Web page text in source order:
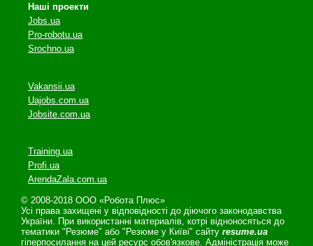
Наші проекти
Jobs.ua
Pro-robotu.ua
Srochno.ua
Vakansii.ua
Uajobs.com.ua
Jobsite.com.ua
Training.ua
Profi.ua
ArendaZala.com.ua
© 2008-2018 ООО «Робота Плюс»
Усі права захищені у відповідності до діючого законодавства
України. При використанні материалів, котрі відноносяться до
тематики "Резюме" або "Резюме у Київі" сайту resume.ua
гіперпосилання на цей ресурс обов'язкове. Адміністрація може